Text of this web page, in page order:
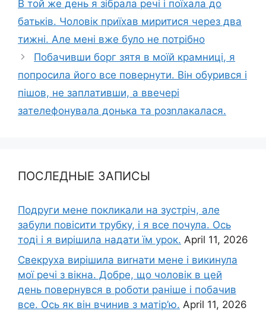
В той же день я зібрала речі і поїхала до
батьків. Чоловік приїхав миритися через два
тижні. Але мені вже було не потрібно
Побачивши борг зятя в моїй крамниці, я
попросила його все повернути. Він обурився і
пішов, не заплативши, а ввечері
зателефонувала донька та розnлакалася.
ПОСЛЕДНЫЕ ЗАПИСЫ
Подруги мене покликали на зустріч, але
забули повісити трубку, і я все почула. Ось
тоді і я вирішила надати їм урок. April 11, 2026
Свекруха вирішила виrнати мене і викинула
мої речі з вікна. Добре, що чоловік в цей
день повернувся в роботи раніше і побачив
все. Ось як він вчинив з матір’ю. April 11, 2026